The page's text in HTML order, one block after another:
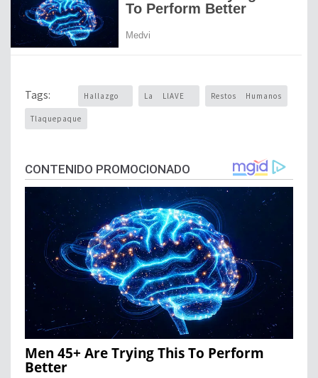
Tags: Hallazgo La LlAVE Restos Humanos
Tlaquepaque
CONTENIDO PROMOCIONADO
Men 45+ Are Trying This To Perform
Better